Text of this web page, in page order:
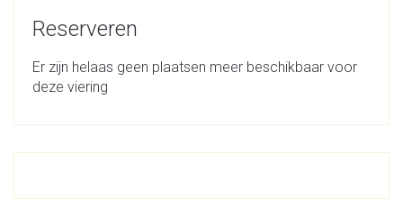
Reserveren
Er zijn helaas geen plaatsen meer beschikbaar voor
deze viering